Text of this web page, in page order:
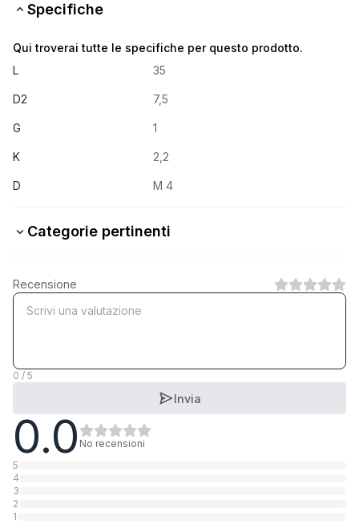
Specifiche
Qui troverai tutte le specifiche per questo prodotto.
L
35
D2 7,5
G 1
K 2,2
D M 4
Categorie pertinenti
4.8 Stahl verzinkt
1 Categoria
A4 rostfrei
1 Categoria
Recensione
0 / 5
Invia
0.0 No recensioni
5
4
3
2
1